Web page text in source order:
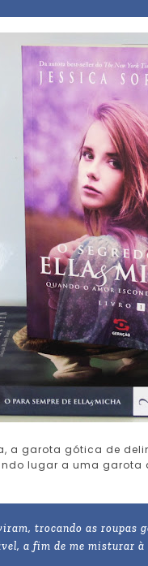
a garota gótica de
lugar a uma garota
trocando as roupas
a fim de me misturar